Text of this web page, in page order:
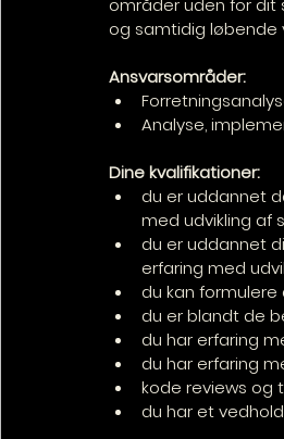
områder uden for
og samtidig løbende
Ansvarsområder:
Analyse,
Dine kvalifikationer:
du er uddannet
med udvikling af
du er uddannet
erfaring med
du kan formulere
du er blandt de
du har erfaring
du har erfaring
kode reviews og
du har et